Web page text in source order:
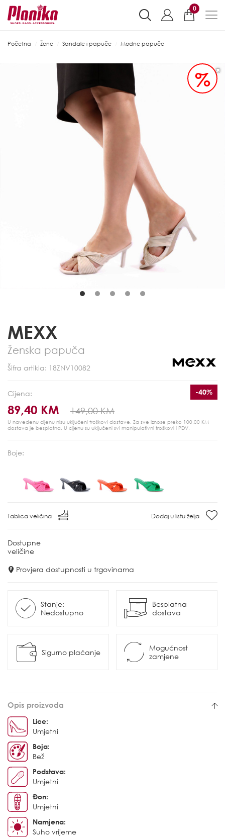
0
Početna Žene Sandale i papuče Modne papuče
%
MEXX
Ženska papuča
Šifra artikla: 18ZNV10082
Cijena:
89,40 KM 149,00 KM
-40%
U navedenu cijenu nisu uključeni troškovi dostave. Za sve iznose preko 100,00 KM
dostava je besplatna. U cijenu su uključeni svi manipulativni troškovi i PDV.
Boje:
Tablica veličina Dodaj u listu želja
Dostupne
veličine
Provjera dostupnosti u trgovinama
Stanje:
Nedostupno
Besplatna
dostava
Sigurno plaćanje
Mogućnost
zamjene
Opis proizvoda
Lice:
Umjetni
Boja:
Bež
Podstava:
Umjetni
Đon:
Umjetni
Namjena:
Suho vrijeme